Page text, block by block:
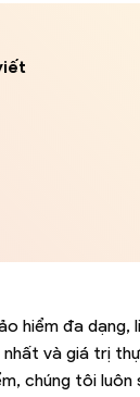
hiểm đa dạng,
và giá trị
chúng tôi